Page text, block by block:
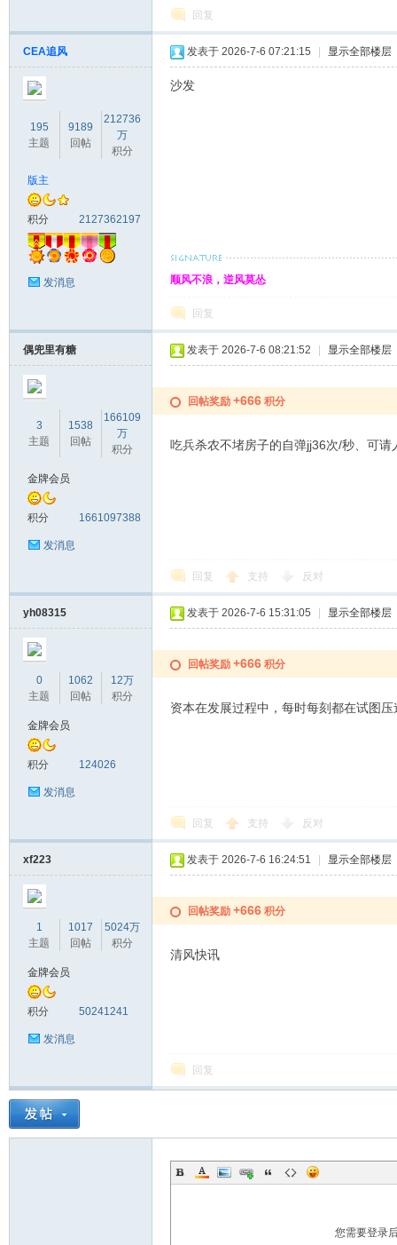
回复
CEA追风
195
主题
9189
回帖
212736
万
积分
版主
积分 2127362197
发消息
发表于 2026-7-6 07:21:15 显示全部楼层
沙发
顺风不浪，逆风莫怂
回复
偶兜里有糖
3
主题
1538
回帖
166109
万
积分
金牌会员
积分 1661097388
发消息
发表于 2026-7-6 08:21:52 显示全部楼层
回帖奖励 +666 积分
吃兵杀农不堵房子的自弹jj36次/秒、可请
回复 支持 反对
yh08315
0
主题
1062
回帖
12万
积分
金牌会员
积分 124026
发消息
发表于 2026-7-6 15:31:05 显示全部楼层
回帖奖励 +666 积分
资本在发展过程中，每时每刻都在试图
回复 支持 反对
xf223
1
主题
1017
回帖
5024万
积分
金牌会员
积分 50241241
发消息
发表于 2026-7-6 16:24:51 显示全部楼层
回帖奖励 +666 积分
清风快讯
回复
您需要登录